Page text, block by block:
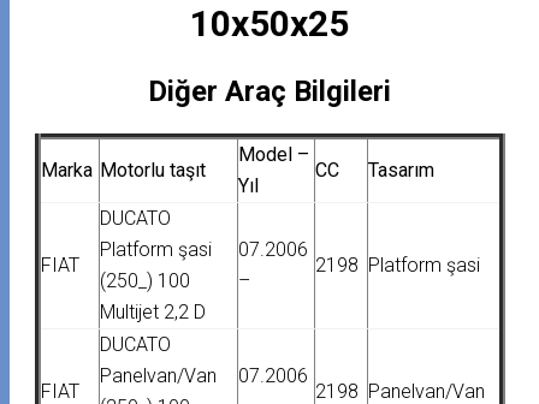
10x50x25
Diğer Araç Bilgileri
Marka Motorlu taşıt
Model –
Yıl
CC Tasarım
FIAT
DUCATO
Platform şasi
(250_) 100
Multijet 2,2 D
07.2006
–
2198 Platform şasi
FIAT
DUCATO
Panelvan/Van
07.2006
2198 Panelvan/Van